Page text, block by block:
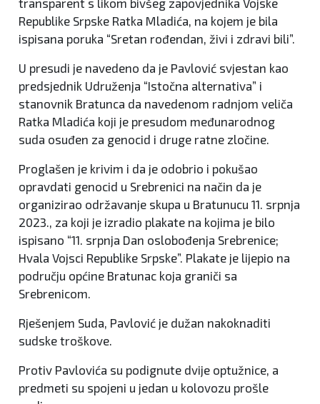
transparent s likom bivšeg zapovjednika Vojske
Republike Srpske Ratka Mladića, na kojem je bila
ispisana poruka “Sretan rođendan, živi i zdravi bili”.
U presudi je navedeno da je Pavlović svjestan kao
predsjednik Udruženja “Istočna alternativa” i
stanovnik Bratunca da navedenom radnjom veliča
Ratka Mladića koji je presudom međunarodnog
suda osuđen za genocid i druge ratne zločine.
Proglašen je krivim i da je odobrio i pokušao
opravdati genocid u Srebrenici na način da je
organizirao održavanje skupa u Bratunucu 11. srpnja
2023., za koji je izradio plakate na kojima je bilo
ispisano “11. srpnja Dan oslobođenja Srebrenice;
Hvala Vojsci Republike Srpske”. Plakate je lijepio na
području općine Bratunac koja graniči sa
Srebrenicom.
Rješenjem Suda, Pavlović je dužan nakoknaditi
sudske troškove.
Protiv Pavlovića su podignute dvije optužnice, a
predmeti su spojeni u jedan u kolovozu prošle